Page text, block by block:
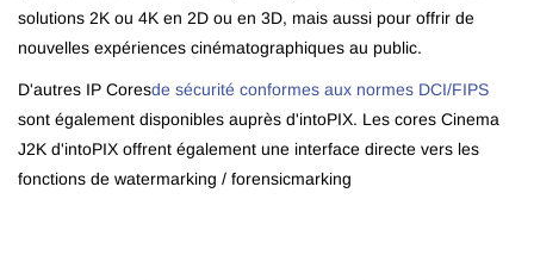
solutions 2K ou 4K en 2D ou en 3D, mais aussi pour offrir de
nouvelles expériences cinématographiques au public.
D'autres IP Coresde sécurité conformes aux normes DCI/FIPS
sont également disponibles auprès d'intoPIX. Les cores Cinema
J2K d'intoPIX offrent également une interface directe vers les
fonctions de watermarking / forensicmarking